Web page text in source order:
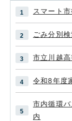
スマート
ごみ分別検
市立川越高
令和8年度
市内循環
内